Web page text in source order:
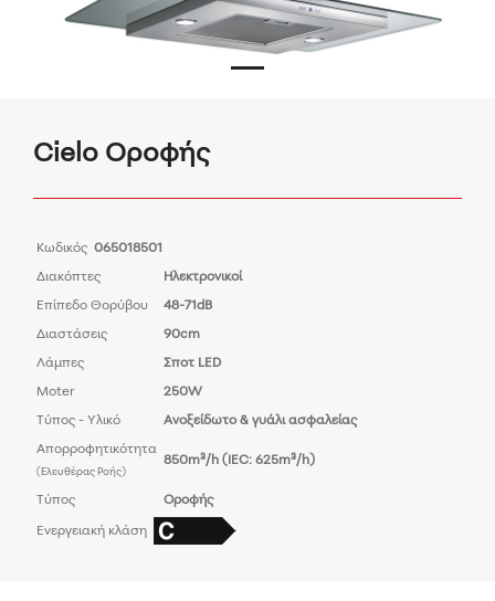
Cielo Οροφής
Κωδικός 065018501
Διακόπτες
Ηλεκτρονικοί
Επίπεδο Θορύβου
48-71dB
Διαστάσεις
90cm
Λάμπες
Σποτ LED
Moter
250W
Τύπος - Υλικό
Ανοξείδωτο & γυάλι ασφαλείας
Απορροφητικότητα
(Ελευθέρας Ροής)
850m³/h (IEC: 625m³/h)
Τύπος
Οροφής
Ενεργειακή κλάση